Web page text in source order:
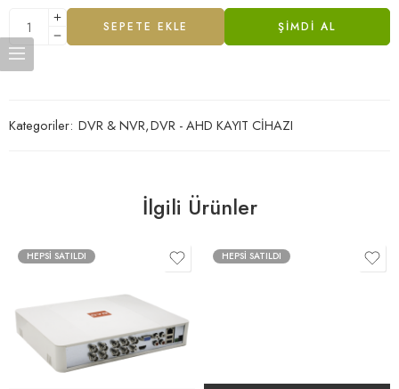
SEPETE EKLE ŞIMDI AL
Kategoriler: DVR & NVR,DVR - AHD KAYIT CİHAZI
İlgili Ürünler
HEPSI SATILDI HEPSI SATILDI